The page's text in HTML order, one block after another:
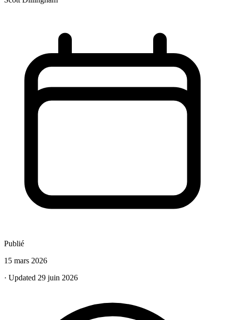
Publié
15 mars 2026
· Updated 29 juin 2026